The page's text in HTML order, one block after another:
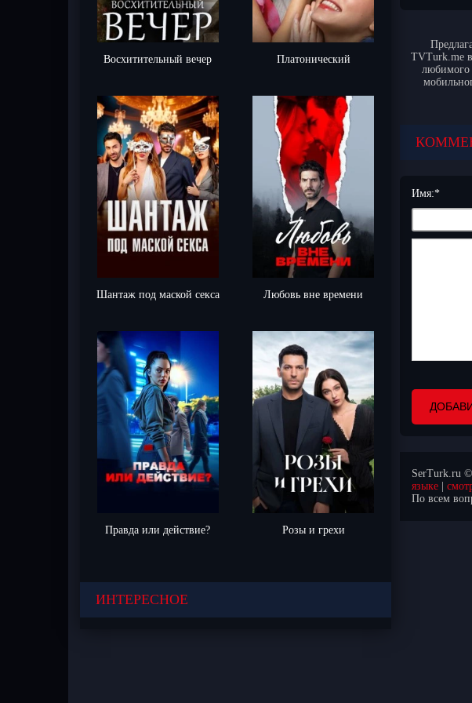
Восхитительный вечер Платонический
Шантаж под маской секса Любовь вне времени
Правда или действие? Розы и грехи
ИНТЕРЕСНОЕ
TVTurk.me в
любимого
Имя:*
SerTurk.ru
языке
По всем